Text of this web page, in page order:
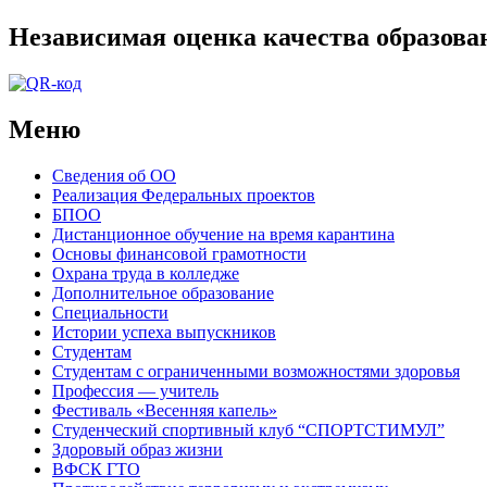
Независимая оценка качества
Меню
Сведения об ОО
Реализация Федеральных проектов
БПОО
Дистанционное обучение на время карантина
Основы финансовой грамотности
Охрана труда в колледже
Дополнительное образование
Специальности
Истории успеха выпускников
Студентам
Студентам с ограниченными возможностями здоровья
Профессия — учитель
Фестиваль «Весенняя капель»
Студенческий спортивный клуб “СПОРТСТИМУЛ”
Здоровый образ жизни
ВФСК ГТО